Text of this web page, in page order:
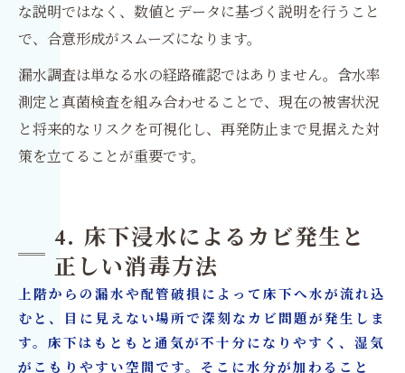
な説明ではなく、数値とデータに基づく説明を行うこと
で、合意形成がスムーズになります。
漏水調査は単なる水の経路確認ではありません。含水率
測定と真菌検査を組み合わせることで、現在の被害状況
と将来的なリスクを可視化し、再発防止まで見据えた対
策を立てることが重要です。
4. 床下浸水によるカビ発生と
正しい消毒方法
上階からの漏水や配管破損によって床下へ水が流れ込
むと、目に見えない場所で深刻なカビ問題が発生しま
す。床下はもともと通気が不十分になりやすく、湿気
がこもりやすい空間です。そこに水分が加わること